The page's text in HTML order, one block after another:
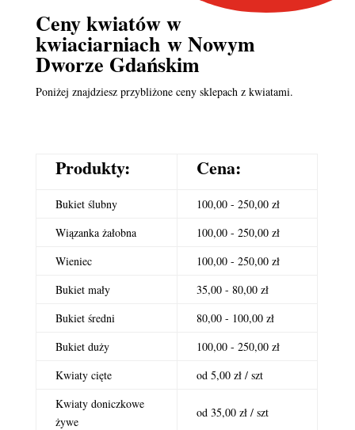
Ceny kwiatów w
kwiaciarniach w Nowym
Dworze Gdańskim
Poniżej znajdziesz przybliżone ceny sklepach z kwiatami.
Produkty: Cena:
Bukiet ślubny
100,00 - 250,00 zł
Wiązanka żałobna
100,00 - 250,00 zł
Wieniec
100,00 - 250,00 zł
Bukiet mały
35,00 - 80,00 zł
Bukiet średni
80,00 - 100,00 zł
Bukiet duży
100,00 - 250,00 zł
Kwiaty cięte
od 5,00 zł / szt
Kwiaty doniczkowe
żywe
od 35,00 zł / szt